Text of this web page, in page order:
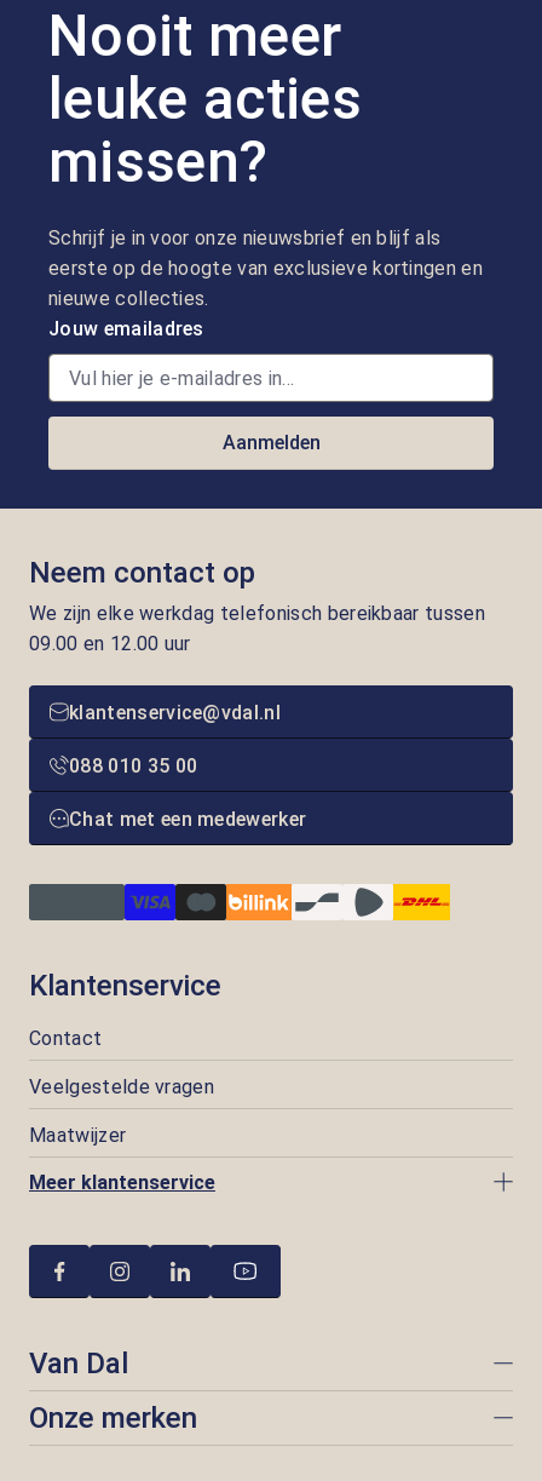
Nooit meer
leuke acties
missen?
Schrijf je in voor onze nieuwsbrief en blijf als
eerste op de hoogte van exclusieve kortingen en
nieuwe collecties.
Jouw emailadres
Aanmelden
Neem contact op
We zijn elke werkdag telefonisch bereikbaar tussen
09.00 en 12.00 uur
klantenservice@vdal.nl
088 010 35 00
Chat met een medewerker
Klantenservice
Contact
Veelgestelde vragen
Maatwijzer
Meer klantenservice
Van Dal
Onze merken